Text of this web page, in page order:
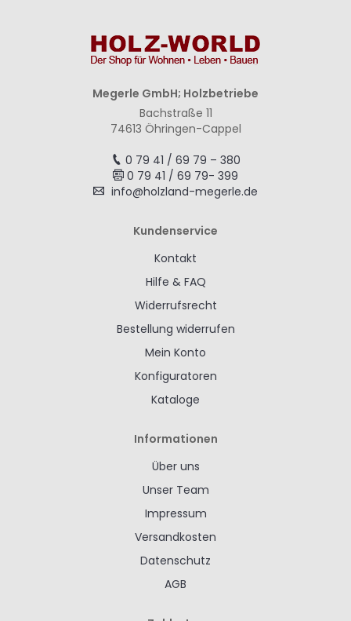
Megerle GmbH; Holzbetriebe
Bachstraße 11
74613 Öhringen-Cappel
0 79 41 / 69 79 – 380
0 79 41 / 69 79- 399
info@holzland-megerle.de
Kundenservice
Kontakt
Hilfe & FAQ
Widerrufsrecht
Bestellung widerrufen
Mein Konto
Konfiguratoren
Kataloge
Informationen
Über uns
Unser Team
Impressum
Versandkosten
Datenschutz
AGB